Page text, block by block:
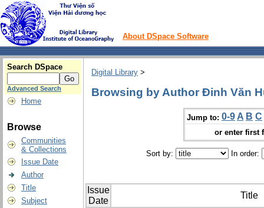
About DSpace Software
Search DSpace
Advanced Search
Home
Browse
Communities
& Collections
Issue Date
Author
Title
Subject
Digital Library >
Browsing by Author Đinh Văn
Jump to: 0-9 A B C
or enter first
Sort by: In order:
Issue
Date
Title